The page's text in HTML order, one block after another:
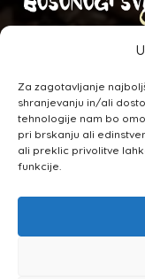
Za zagotavljanje
shranjevanju in/ali
tehnologije nam bo
pri brskanju ali
ali preklic privolitve
funkcije.
Odkrijte nov
NAHAJAMO SE:
Ulica mladinskih
Leskovec pri Krškem